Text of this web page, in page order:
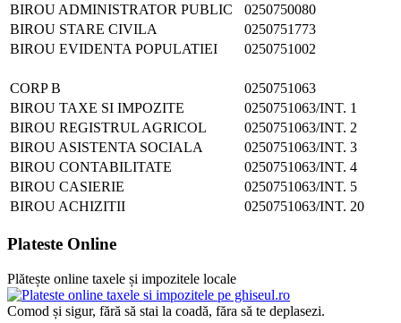
BIROU ADMINISTRATOR PUBLIC
0250750080
BIROU STARE CIVILA
0250751773
BIROU EVIDENTA POPULATIEI
0250751002
CORP B
0250751063
BIROU TAXE SI IMPOZITE
0250751063/INT. 1
BIROU REGISTRUL AGRICOL
0250751063/INT. 2
BIROU ASISTENTA SOCIALA
0250751063/INT. 3
BIROU CONTABILITATE
0250751063/INT. 4
BIROU CASIERIE
0250751063/INT. 5
BIROU ACHIZITII
0250751063/INT. 20
Plateste Online
Plătește online taxele și impozitele locale
Comod și sigur, fără să stai la coadă, făra să te deplasezi.